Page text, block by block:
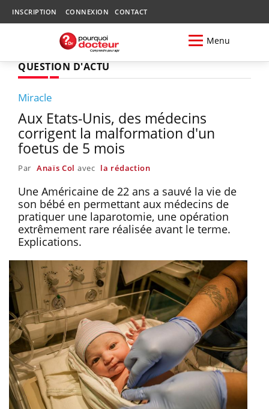
INSCRIPTION CONNEXION CONTACT
Menu
QUESTION D'ACTU
Miracle
Aux Etats-Unis, des médecins
corrigent la malformation d'un
foetus de 5 mois
Par Anaïs Col avec la rédaction
Une Américaine de 22 ans a sauvé la vie de
son bébé en permettant aux médecins de
pratiquer une laparotomie, une opération
extrêmement rare réalisée avant le terme.
Explications.